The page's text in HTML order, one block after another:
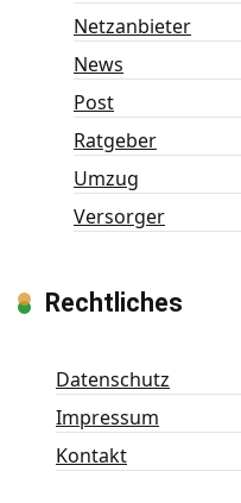
Netzanbieter
News
Post
Ratgeber
Umzug
Versorger
Rechtliches
Datenschutz
Impressum
Kontakt